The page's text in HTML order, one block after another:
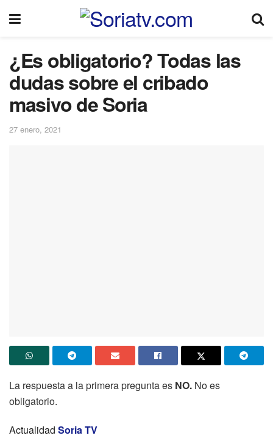
¿Es obligatorio? Todas las
dudas sobre el cribado
masivo de Soria
27 enero, 2021
La respuesta a la primera pregunta es NO. No es
obligatorio.
Actualidad Soria TV